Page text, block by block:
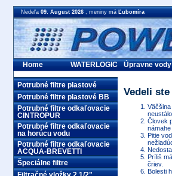
Nedeľa 09. August 2026 , meniny má Ľubomíra
Home WATERLOGIC Úpravne
Potrubné filtre plastové
Potrubné filtre plastové BB
Potrubné filtre odkaľovacie
CINTROPUR
Potrubné filtre odkaľovacie
na horúcu vodu
Potrubné filtre odkaľovacie
ACQUA-BREVETTI
Špeciálne filtre
Vedeli
Človek
námahe
Pitie
Príliš
čriev.
Bolesti